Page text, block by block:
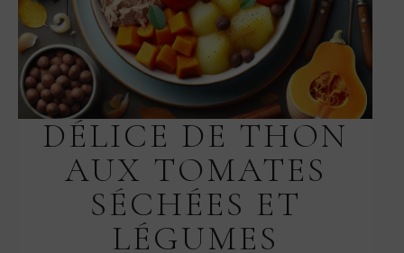
DÉLICE DE THON
AUX TOMATES
SÉCHÉES ET
LÉGUMES
D’AUTOMNE